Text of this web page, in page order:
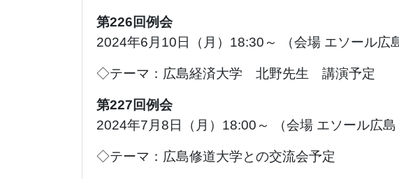
第226回例会
2024年6月10日（月）18:30～ （会場 エソール広
◇テーマ：広島経済大学 北野先生 講演予定
第227回例会
2024年7月8日（月）18:00～ （会場 エソール広島
◇テーマ：広島修道大学との交流会予定